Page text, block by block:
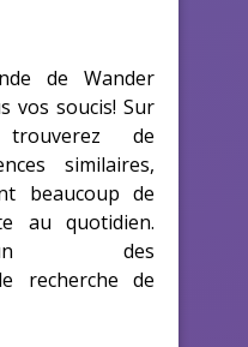
de Wander
vos soucis! Sur
trouverez de
similaires,
beaucoup de
au quotidien.
des
recherche de